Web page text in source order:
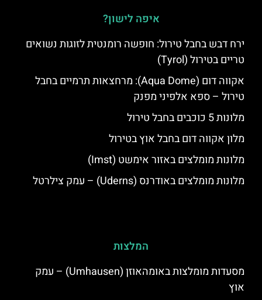
איפה לישון?
ירח דבש בחבל טירול: חופשה רומנטית לזוגות נשואים
טריים בטירול (Tyrol)
אקווה דום (Aqua Dome): מרחצאות תרמיים בחבל
טירול – ספא אלפיני מפנק
מלונות 5 כוכבים בחבל טירול
מלון אקווה דום בחבל אוץ בטירול
מלונות מומלצים באזור אימשט (Imst)
מלונות מומלצים באודרנס (Uderns) – עמק צילרטל
המלצות
מסעדות מומלצות באומהאוזן (Umhausen) – עמק
אוץ